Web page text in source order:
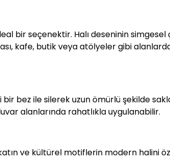
bir seçenektir. Halı deseninin
kafe, butik veya atölyeler gibi
bez ile silerek uzun ömürlü şekilde
alanlarında rahatlıkla uygulanabilir.
ve kültürel motiflerin modern halini